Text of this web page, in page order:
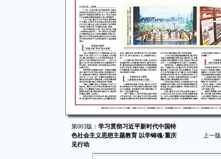
第003版： 学习贯彻习近平新时代中国特
色社会主义思想主题教育 以学铸魂·重庆
见行动
上一版